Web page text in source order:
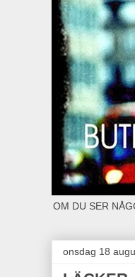
OM DU SER
onsdag 18